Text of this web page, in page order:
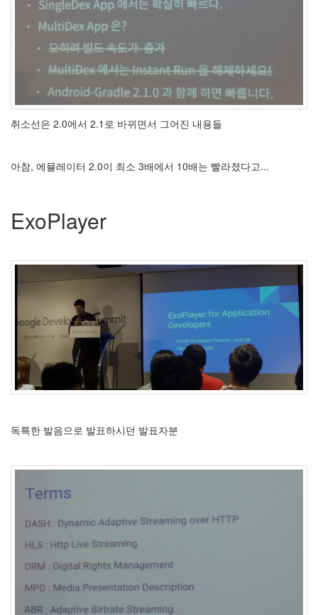
취소선은 2.0에서 2.1로 바뀌면서 그어진 내용들
아참, 에뮬레이터 2.0이 최소 3배에서 10배는 빨라졌다고...
ExoPlayer
독특한 발음으로 발표하시던 발표자분